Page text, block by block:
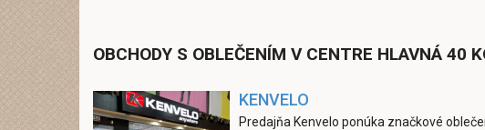
OBCHODY S OBLEČENÍM V CENTRE HLAVNÁ 40
KENVELO
Predajňa Kenvelo ponúka značkové